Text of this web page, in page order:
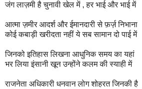
जंग लाज़मी है चुनावी खेल में , हर भाई और भाई में
आत्मा ज़मीर आदर्श और ईमानदारी से फ़र्ज़ निभाना
कोई कबाड़ी खरीदता नहीं ये सब सामान दो पाई में
जिनको इतिहास लिखना आधुनिक समय का यहां
भर लिया इंसानी खून उन्होंने कलम की स्याही में
राजनेता अधिकारी धनवान लोग शोहरत जिनकी है